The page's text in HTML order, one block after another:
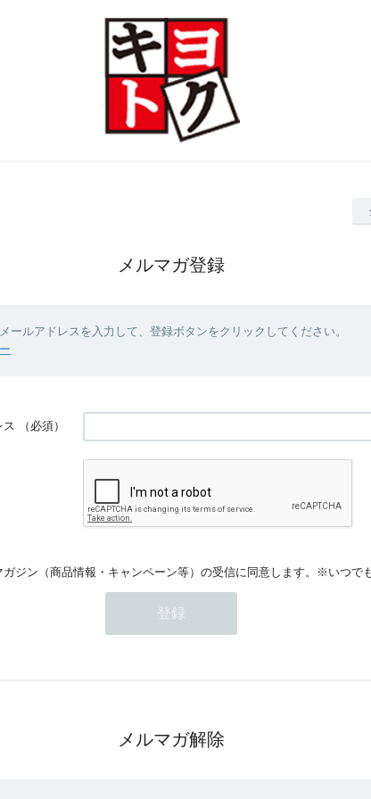
メルマガ登録
ールアドレスを入力して、登録ボタンをクリックしてください。
ス （必須）
ジン（商品情報・キャンペーン等）の受信に同意します。※いつで
メルマガ解除